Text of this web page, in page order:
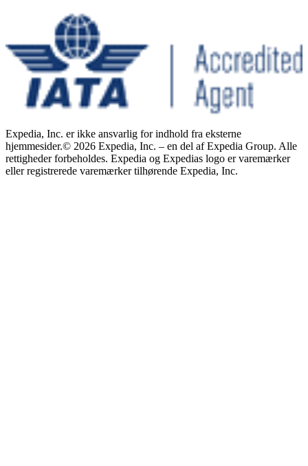
Expedia, Inc. er ikke ansvarlig for indhold fra eksterne
hjemmesider.© 2026 Expedia, Inc. – en del af Expedia Group. Alle
rettigheder forbeholdes. Expedia og Expedias logo er varemærker
eller registrerede varemærker tilhørende Expedia, Inc.